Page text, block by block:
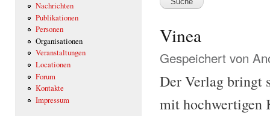
Nachrichten
Publikationen
Personen
Organisationen
Veranstaltungen
Locationen
Forum
Kontakte
Impressum
Vinea
Gespeichert von
Der Verlag bringt
mit